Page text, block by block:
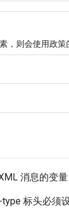
，则会使用政策
消息的变量
标头必须